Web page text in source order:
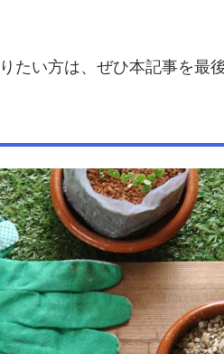
たい方は、ぜひ本記事を最